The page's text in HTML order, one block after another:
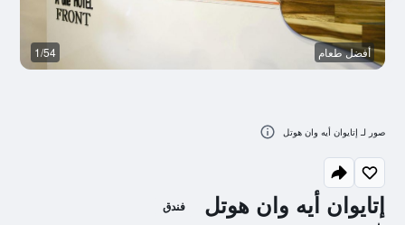
إتايوان أيه وان هوتل فندق
أفضل طعام 1/54
صور لـ إتايوان أيه وان هوتل